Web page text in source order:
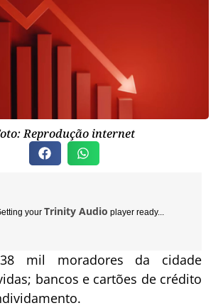
Reprodução internet
your Trinity Audio player ready...
mil moradores da cidade
bancos e cartões de crédito